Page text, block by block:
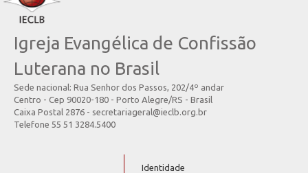
Igreja Evangélica de Confissão
Luterana no Brasil
Sede nacional: Rua Senhor dos Passos, 202/4º andar
Centro - Cep 90020-180 - Porto Alegre/RS - Brasil
Caixa Postal 2876 - secretariageral@ieclb.org.br
Telefone 55 51 3284.5400
Identidade